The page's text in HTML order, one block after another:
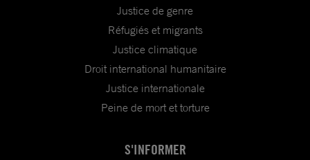
Justice de genre
Réfugiés et migrants
Justice climatique
Droit international humanitaire
Justice internationale
Peine de mort et torture
S'INFORMER